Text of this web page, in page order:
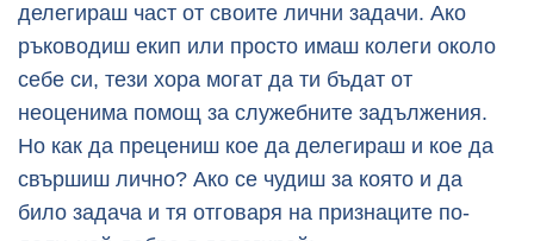
делегираш част от своите лични задачи. Ако
ръководиш екип или просто имаш колеги около
себе си, тези хора могат да ти бъдат от
неоценима помощ за служебните задължения.
Но как да прецениш кое да делегираш и кое да
свършиш лично? Ако се чудиш за която и да
било задача и тя отговаря на признаците по-